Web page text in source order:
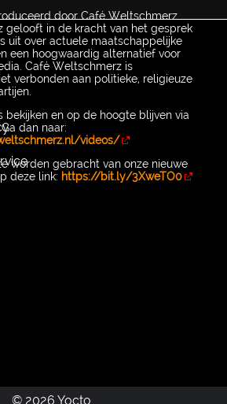
door Café Weltschmerz.
gelooft in de kracht van het gesprek
uit over actuele maatschappelijke
een hoogwaardig alternatief voor
Café Weltschmerz is
verbonden aan politieke, religieuze
bekijken en op de hoogte blijven via
dan naar:
videos/
worden gebracht van onze nieuwe
deze link: https://bit.ly/3XweTO0
© 2026 Yocto